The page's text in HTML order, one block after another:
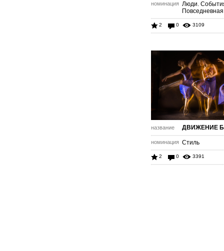
номинация Люди.
2 0 3109
название ДВИЖЕНИЕ
номинация Стиль
2 0 3391